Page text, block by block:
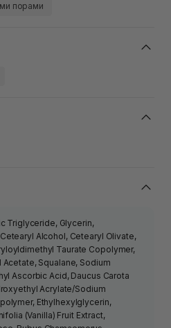
порами
Triglyceride, Glycerin,
Alcohol, Cetearyl Olivate,
Taurate Copolymer,
Squalane, Sodium
Ascorbic Acid, Daucus Carota
Acrylate/Sodium
Ethylhexylglycerin,
(Vanilla) Fruit Extract,